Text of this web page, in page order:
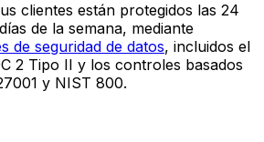
clientes están protegidos las 24
de la semana, mediante
de seguridad de datos, incluidos el
2 Tipo II y los controles basados
y NIST 800.